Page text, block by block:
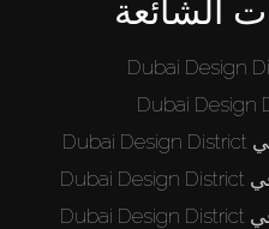
الشائعة